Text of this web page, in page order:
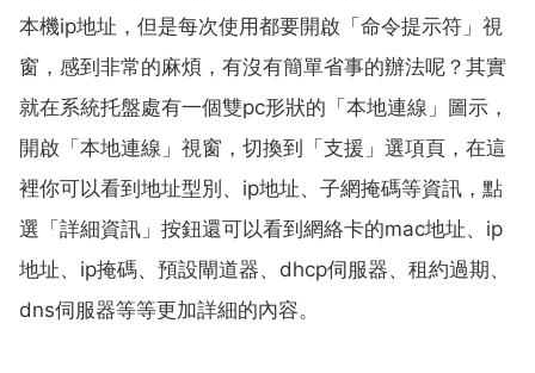
本機ip地址，但是每次使用都要開啟「命令提示符」視
窗，感到非常的麻煩，有沒有簡單省事的辦法呢？其實
就在系統托盤處有一個雙pc形狀的「本地連線」圖示，
開啟「本地連線」視窗，切換到「支援」選項頁，在這
裡你可以看到地址型別、ip地址、子網掩碼等資訊，點
選「詳細資訊」按鈕還可以看到網絡卡的mac地址、ip
地址、ip掩碼、預設閘道器、dhcp伺服器、租約過期、
dns伺服器等等更加詳細的內容。